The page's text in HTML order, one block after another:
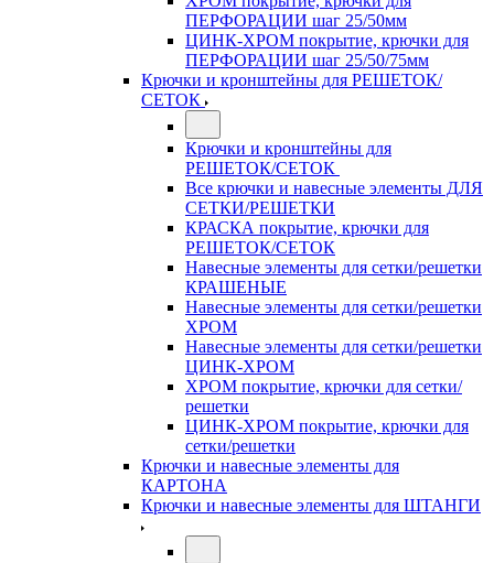
ПЕРФОРАЦИИ шаг 25/50мм
ЦИНК-ХРОМ покрытие, крючки для
ПЕРФОРАЦИИ шаг 25/50/75мм
Крючки и кронштейны для РЕШЕТОК/
СЕТОК
Крючки и кронштейны для
РЕШЕТОК/СЕТОК
Все крючки и навесные элементы ДЛЯ
СЕТКИ/РЕШЕТКИ
КРАСКА покрытие, крючки для
РЕШЕТОК/СЕТОК
Навесные элементы для сетки/решетки
КРАШЕНЫЕ
Навесные элементы для сетки/решетки
ХРОМ
Навесные элементы для сетки/решетки
ЦИНК-ХРОМ
ХРОМ покрытие, крючки для сетки/
решетки
ЦИНК-ХРОМ покрытие, крючки для
сетки/решетки
Крючки и навесные элементы для
КАРТОНА
Крючки и навесные элементы для ШТАНГИ